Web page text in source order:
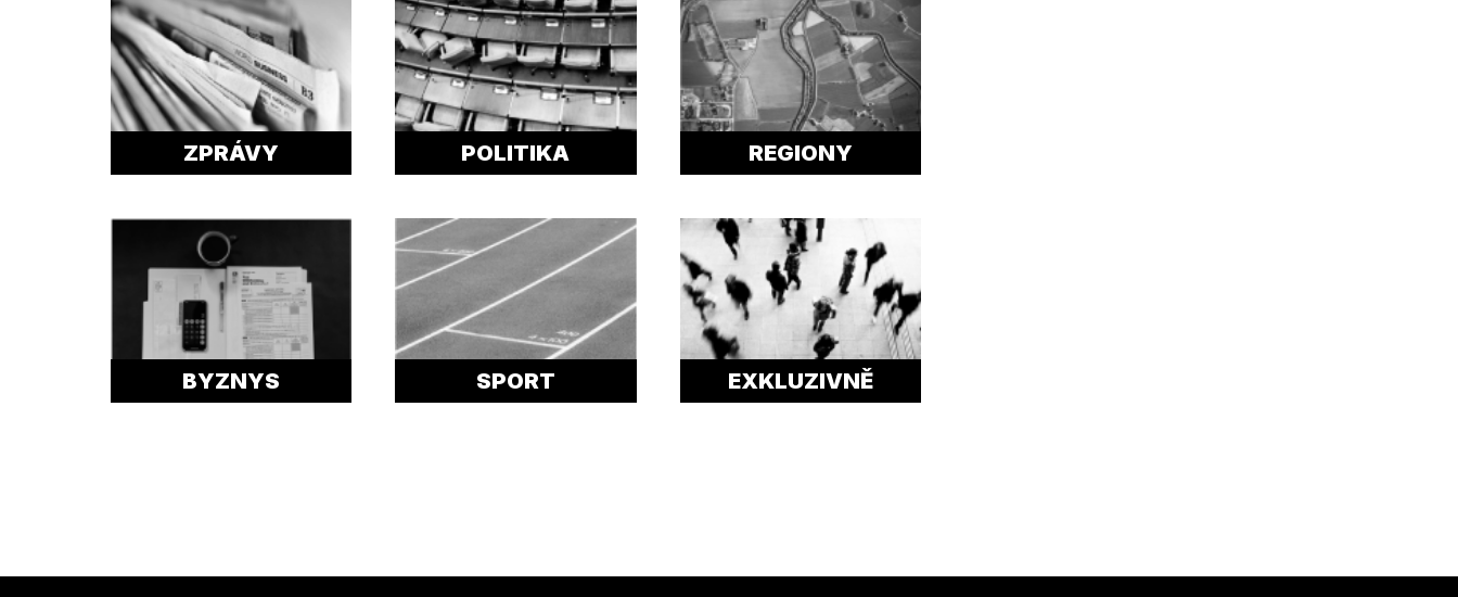
ZPRÁVY POLITIKA REGIONY
BYZNYS SPORT EXKLUZIVNĚ